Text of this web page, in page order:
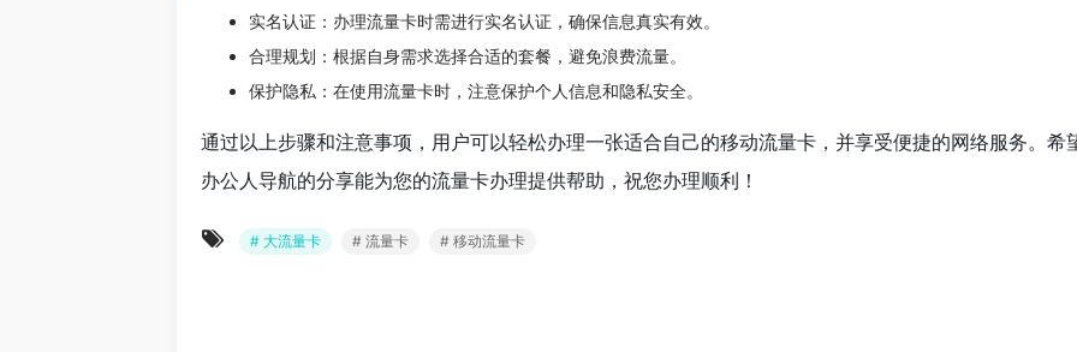
实名认证：办理流量卡时需进行实名认证，确保信息真实有效。
合理规划：根据自身需求选择合适的套餐，避免浪费流量。
保护隐私：在使用流量卡时，注意保护个人信息和隐私安全。
通过以上步骤和注意事项，用户可以轻松办理一张适合自己的移动流量卡，并享受便捷的网络服务。希
办公人导航的分享能为您的流量卡办理提供帮助，祝您办理顺利！
# 大流量卡 # 流量卡 # 移动流量卡